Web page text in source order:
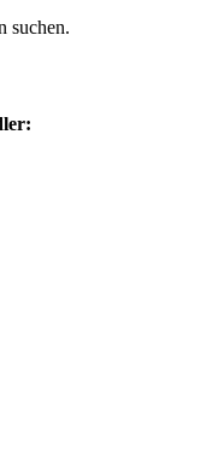
suchen.